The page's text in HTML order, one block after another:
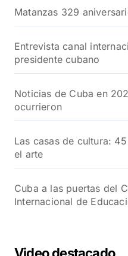
Matanzas 329
Entrevista canal
presidente cubano
Noticias de Cuba en
ocurrieron
Las casas de cultura:
el arte
Cuba a las puertas del
Internacional de